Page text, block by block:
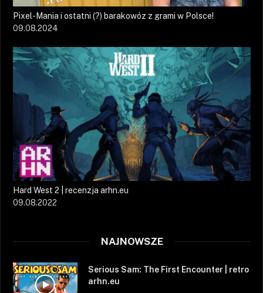
Pixel-Mania i ostatni (?) barakowóz z grami w Polsce!
09.08.2024
Hard West 2 | recenzja arhn.eu
09.08.2022
NAJNOWSZE
Serious Sam: The First Encounter | retro
arhn.eu